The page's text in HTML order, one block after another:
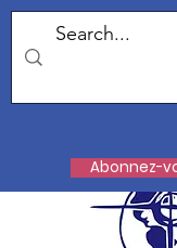
Abonnez-